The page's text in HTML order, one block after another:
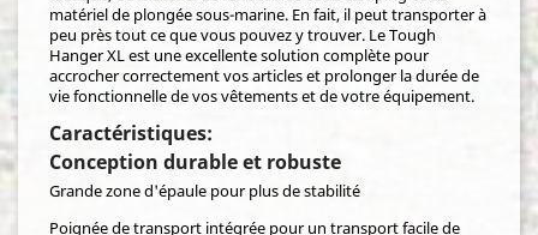
matériel de plongée sous-marine. En fait, il peut transporter à
peu près tout ce que vous pouvez y trouver. Le Tough
Hanger XL est une excellente solution complète pour
accrocher correctement vos articles et prolonger la durée de
vie fonctionnelle de vos vêtements et de votre équipement.
Caractéristiques:
Conception durable et robuste
Grande zone d'épaule pour plus de stabilité
Poignée de transport intégrée pour un transport facile de